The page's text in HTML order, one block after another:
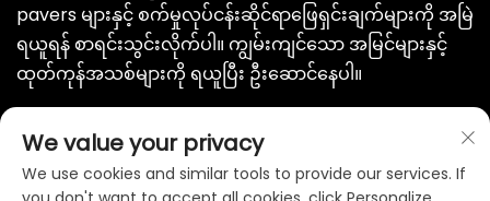
pavers များနှင့် စက်မှုလုပ်ငန်းဆိုင်ရာဖြေရှင်းချက်များကို အမြဲ
ရယူရန် စာရင်းသွင်းလိုက်ပါ။ ကျွမ်းကျင်သော အမြင်များနှင့်
ထုတ်ကုန်အသစ်များကို ရယူပြီး ဦးဆောင်နေပါ။
We value your privacy
We use cookies and similar tools to provide our services. If